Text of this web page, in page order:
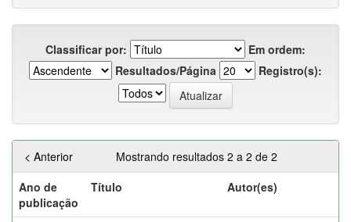
Classificar por:
Em ordem:
Resultados/Página
Registro(s):
Mostrando resultados 2 a 2 de 2
< Anterior
Ano de
publicação
Título Autor(es)